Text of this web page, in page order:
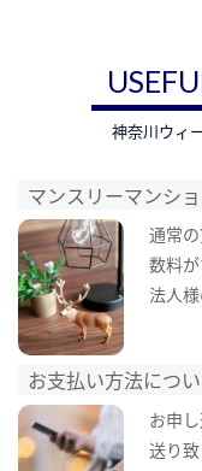
神奈川ウィ
マンスリーマンシ
通常
数料が
法人
お支払い方法につ
お申
送り致